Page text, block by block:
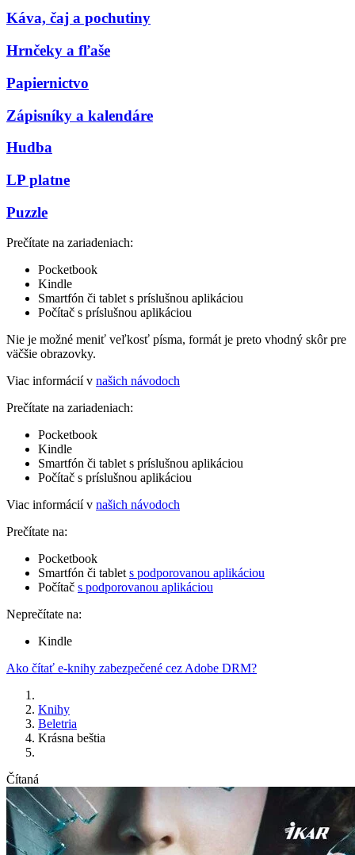
Káva, čaj a pochutiny
Hrnčeky a fľaše
Papiernictvo
Zápisníky a kalendáre
Hudba
LP platne
Puzzle
Prečítate na zariadeniach:
Pocketbook
Kindle
Smartfón či tablet s príslušnou aplikáciou
Počítač s príslušnou aplikáciou
Nie je možné meniť veľkosť písma, formát je preto vhodný skôr pre
väčšie obrazovky.
Viac informácií v našich návodoch
Prečítate na zariadeniach:
Pocketbook
Kindle
Smartfón či tablet s príslušnou aplikáciou
Počítač s príslušnou aplikáciou
Viac informácií v našich návodoch
Prečítate na:
Pocketbook
Smartfón či tablet s podporovanou aplikáciou
Počítač s podporovanou aplikáciou
Neprečítate na:
Kindle
Ako čítať e-knihy zabezpečené cez Adobe DRM?
Knihy
Beletria
Krásna beštia
Čítaná